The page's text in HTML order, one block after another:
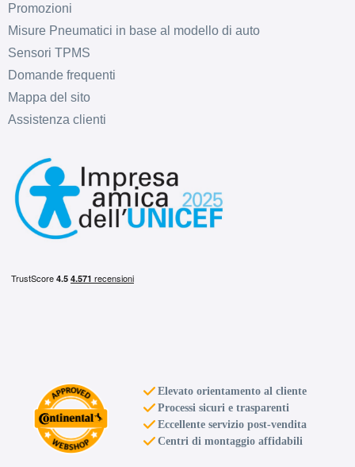
Promozioni
Misure Pneumatici in base al modello di auto
Sensori TPMS
Domande frequenti
Mappa del sito
Assistenza clienti
Elevato orientamento al cliente
Processi sicuri e trasparenti
Eccellente servizio post-vendita
Centri di montaggio affidabili